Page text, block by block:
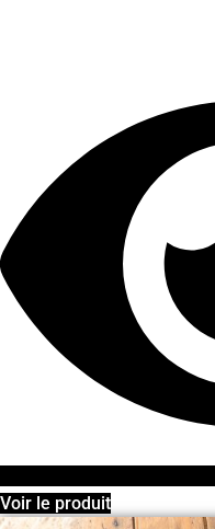
Voir le produit